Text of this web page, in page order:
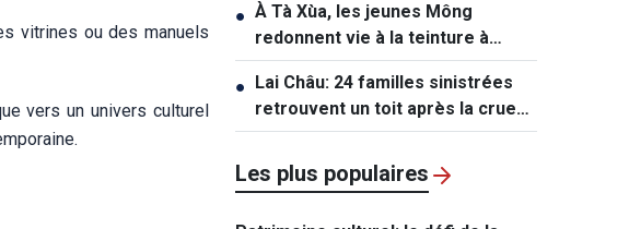
vitrines ou des manuels
vers un univers culturel
● À Tà Xùa, les jeunes Mông
redonnent vie à la teinture à
l’indigo
● Lai Châu: 24 familles sinistrées
retrouvent un toit après la crue
de Muong Than
Les plus populaires